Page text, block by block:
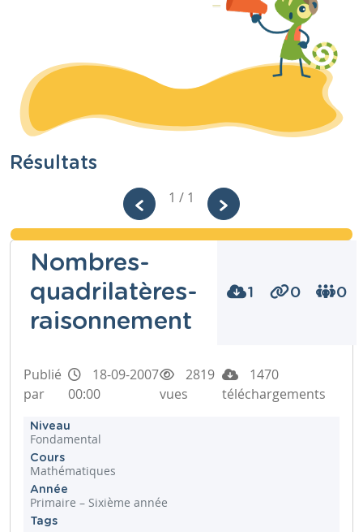
Résultats
1 / 1
Nombres-
quadrilatères-
raisonnement
1 0 0
Publié
par
18-09-2007
00:00
2819
vues
1470
téléchargements
Niveau
Fondamental
Cours
Mathématiques
Année
Primaire – Sixième année
Tags